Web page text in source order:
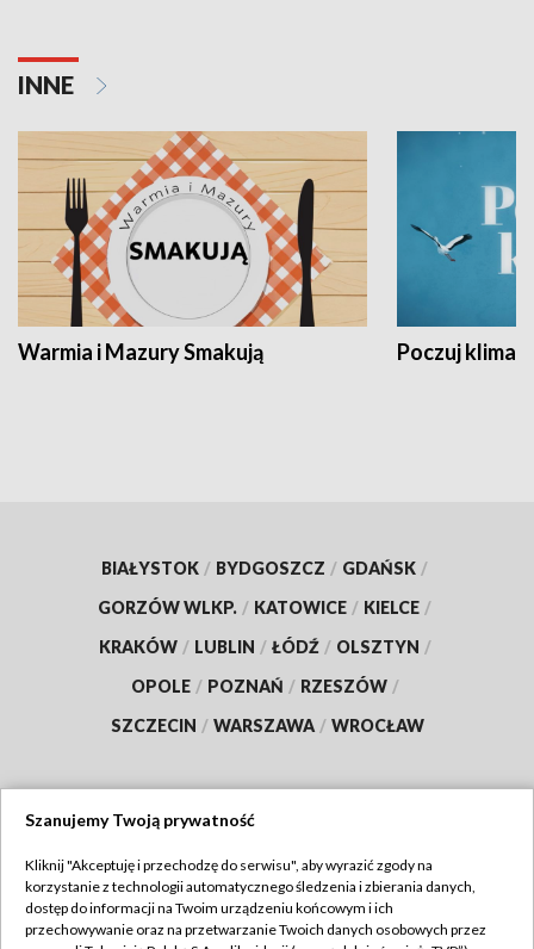
INNE
Warmia i Mazury Smakują Poczuj klimat
BIAŁYSTOK / BYDGOSZCZ / GDAŃSK /
GORZÓW WLKP. / KATOWICE / KIELCE /
KRAKÓW / LUBLIN / ŁÓDŹ / OLSZTYN /
OPOLE / POZNAŃ / RZESZÓW /
SZCZECIN / WARSZAWA / WROCŁAW
TVP
Abonament TVP
Regulamin TVP
Szanujemy Twoją prywatność
Kliknij "Akceptuję i przechodzę do serwisu", aby wyrazić zgody na
korzystanie z technologii automatycznego śledzenia i zbierania danych,
dostęp do informacji na Twoim urządzeniu końcowym i ich
przechowywanie oraz na przetwarzanie Twoich danych osobowych przez